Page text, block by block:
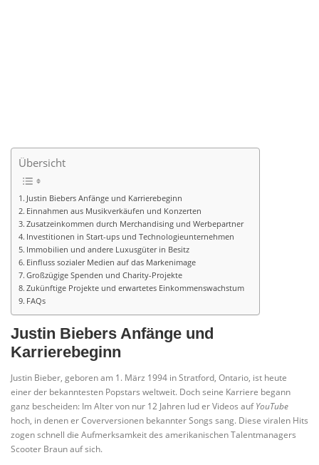
Übersicht
Justin Biebers Anfänge und Karrierebeginn
Einnahmen aus Musikverkäufen und Konzerten
Zusatzeinkommen durch Merchandising und Werbepartner
Investitionen in Start-ups und Technologieunternehmen
Immobilien und andere Luxusgüter in Besitz
Einfluss sozialer Medien auf das Markenimage
Großzügige Spenden und Charity-Projekte
Zukünftige Projekte und erwartetes Einkommenswachstum
FAQs
Justin Biebers Anfänge und
Karrierebeginn
Justin Bieber, geboren am 1. März 1994 in Stratford, Ontario, ist heute
einer der bekanntesten Popstars weltweit. Doch seine Karriere begann
ganz bescheiden: Im Alter von nur 12 Jahren lud er Videos aufYouTube
hoch, in denen er Coverversionen bekannter Songs sang. Diese viralen Hits
zogen schnell die Aufmerksamkeit des amerikanischen Talentmanagers
Scooter Braun auf sich.